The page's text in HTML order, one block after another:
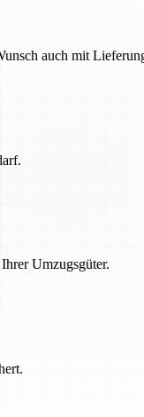
auch mit
Umzugsgüter.